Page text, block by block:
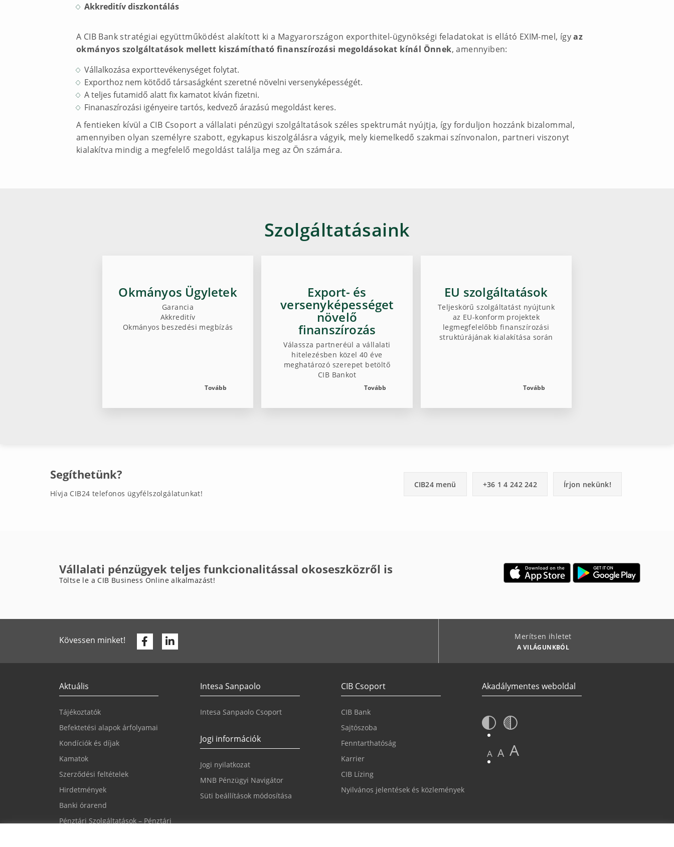
Akkreditív diszkontálás
A CIB Bank stratégiai együttműködést alakított ki a Magyarországon exporthitel-ügynökségi feladatokat is ellátó EXIM-mel, ígyaz
okmányos szolgáltatások mellett kiszámítható finanszírozási megoldásokat kínál Önnek, amennyiben:
Vállalkozása exporttevékenységet folytat.
Exporthoz nem kötődő társaságként szeretné növelni versenyképességét.
A teljes futamidő alatt fix kamatot kíván fizetni.
Finanaszírozási igényeire tartós, kedvező árazású megoldást keres.
A fentieken kívül a CIB Csoport a vállalati pénzügyi szolgáltatások széles spektrumát nyújtja, így forduljon hozzánk bizalommal,
amennyiben olyan személyre szabott, egykapus kiszolgálásra vágyik, mely kiemelkedő szakmai színvonalon, partneri viszonyt
kialakítva mindig a megfelelő megoldást találja meg az Ön számára.
Szolgáltatásaink
Okmányos Ügyletek
Garancia
Akkreditív
Okmányos beszedési megbízás
Tovább
Export- és
versenyképességet
növelő
finanszírozás
Válassza partneréül a vállalati
hitelezésben közel 40 éve
meghatározó szerepet betöltő
CIB Bankot
Tovább
EU szolgáltatások
Teljeskörű szolgáltatást nyújtunk
az EU-konform projektek
legmegfelelőbb finanszírozási
struktúrájának kialakítása során
Tovább
Segíthetünk?
Hívja CIB24 telefonos ügyfélszolgálatunkat!
CIB24 menü +36 1 4 242 242 Írjon nekünk!
Vállalati pénzügyek teljes funkcionalitással okoseszközről is
Töltse le a CIB Business Online alkalmazást!
Kövessen minket! FacebookLinkedin Merítsen ihletet
A VILÁGUNKBÓL
Aktuális
Tájékoztatók
Befektetési alapok árfolyamai
Kondíciók és díjak
Kamatok
Szerződési feltételek
Hirdetmények
Banki órarend
Pénztári Szolgáltatások – Pénztári
Intesa Sanpaolo
Intesa Sanpaolo Csoport
Jogi információk
Jogi nyilatkozat
MNB Pénzügyi Navigátor
Süti beállítások módosítása
CIB Csoport
CIB Bank
Sajtószoba
Fenntarthatóság
Karrier
CIB Lízing
Nyilvános jelentések és közlemények
Akadálymentes weboldal
A A A